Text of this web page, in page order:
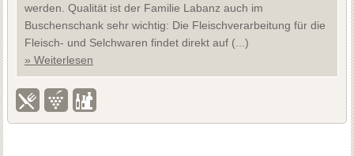
werden. Qualität ist der Familie Labanz auch im
Buschenschank sehr wichtig: Die Fleischverarbeitung für die
Fleisch- und Selchwaren findet direkt auf (...)
» Weiterlesen